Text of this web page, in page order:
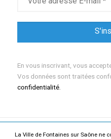
La Ville de Fontaines sur Saône ne
En vous inscrivant, vous
Vos données sont traitées
confidentialité.